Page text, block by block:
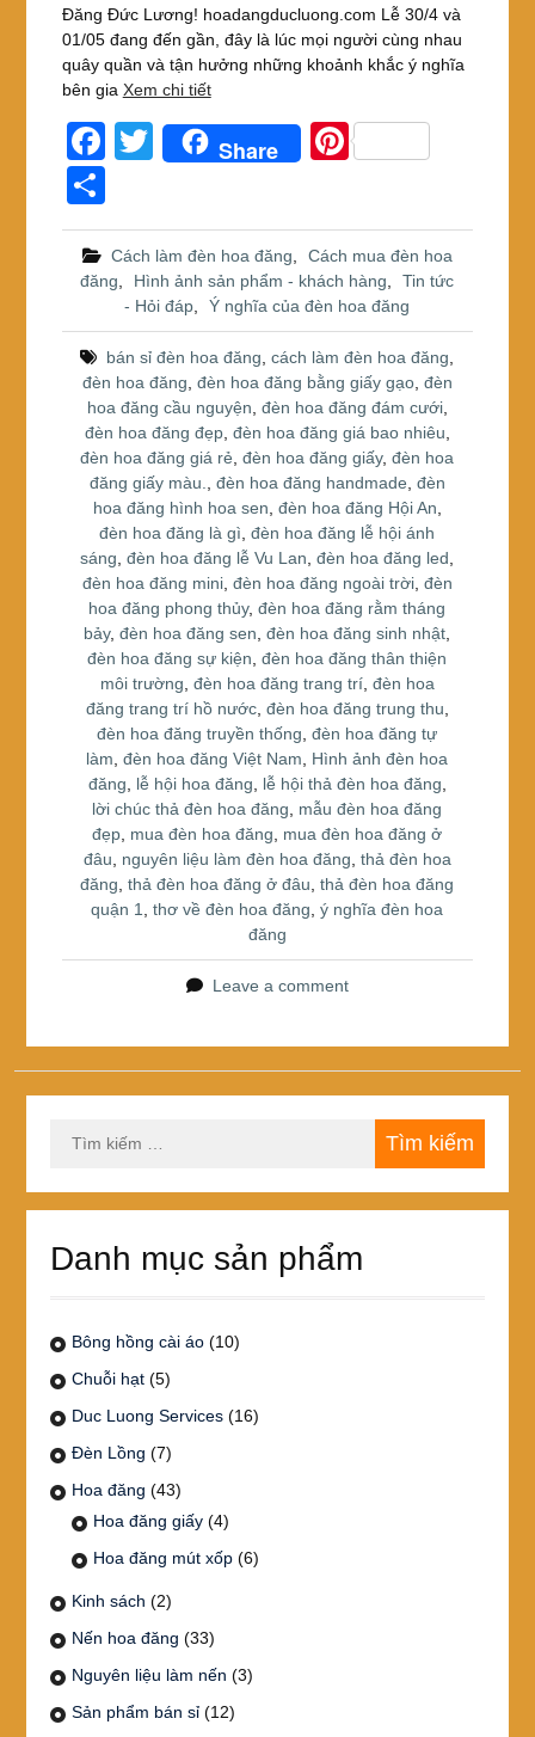
Đăng Đức Lương! hoadangducluong.com Lễ 30/4 và
01/05 đang đến gần, đây là lúc mọi người cùng nhau
quây quần và tận hưởng những khoảnh khắc ý nghĩa
bên gia Xem chi tiết
F
a
c
e
b
o
o
k
T
er
Share
Pi
e
st
S
h
ar
e
Cách làm đèn hoa đăng
Cách mua đèn hoa
đăng
Hình ảnh sản phẩm - khách hàng
Tin tức
- Hỏi đáp
Ý nghĩa của đèn hoa đăng
bán sỉ đèn hoa đăng ,cách làm đèn hoa đăng
đèn hoa đăng đèn hoa đăng bằng giấy gạo, đèn
hoa đăng cầu nguyện đèn hoa đăng đám cưới,
đèn hoa đăng đẹp, đèn hoa đăng giá bao nhiêu
đèn hoa đăng giá rẻ ,đèn hoa đăng giấy,đèn hoa
đăng giấy màu.
đèn hoa đăng handmade đèn
hoa đăng hình hoa sen đèn hoa đăng Hội An
đèn hoa đăng là gì ,đèn hoa đăng lễ hội ánh
sáng ,đèn hoa đăng lễ Vu Lan ,đèn hoa đăng led
đèn hoa đăng mini, đèn hoa đăng ngoài trời, đèn
hoa đăng phong thủy,đèn hoa đăng rằm tháng
bảy,đèn hoa đăng sen ,đèn hoa đăng sinh nhật
đèn hoa đăng sự kiện ,đèn hoa đăng thân thiện
môi trường đèn hoa đăng trang trí, đèn hoa
đăng trang trí hồ nước, đèn hoa đăng trung thu
đèn hoa đăng truyền thống ,đèn hoa đăng tự
làm ,đèn hoa đăng Việt Nam
Hình ảnh đèn hoa
đăng
lễ hội hoa đăng lễ hội thả đèn hoa đăng
lời chúc thả đèn hoa đăng
mẫu đèn hoa đăng
đẹp mua đèn hoa đăng
mua đèn hoa đăng ở
đâu
nguyên liệu làm đèn hoa đăng thả đèn hoa
đăng ,thả đèn hoa đăng ở đâu ,thả đèn hoa đăng
quận 1
,thơ về đèn hoa đăng ,ý nghĩa đèn hoa
đăng
Leave a comment
kiếm
Danh mục sản phẩm
Bông hồng cài áo (10)
Chuỗi hạt (5)
Duc Luong Services (16)
Đèn Lồng (7)
Hoa đăng (43)
Hoa đăng giấy (4)
Hoa đăng mút xốp (6)
Kinh sách (2)
Nến hoa đăng (33)
Nguyên liệu làm nến (3)
Sản phẩm bán sỉ (12)